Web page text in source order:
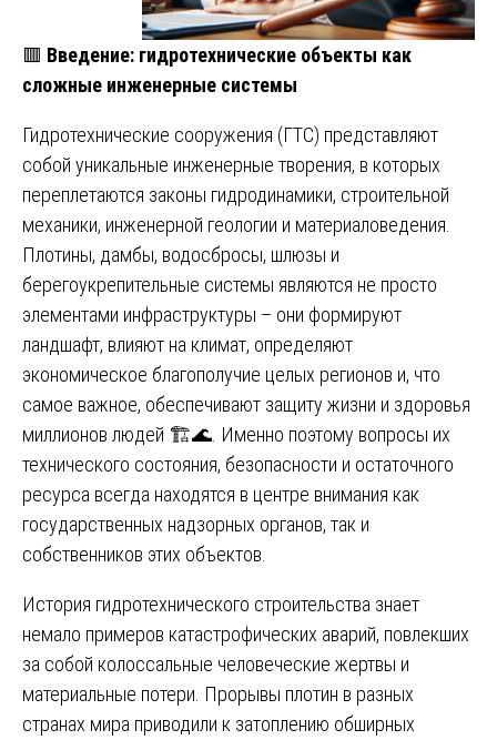
🟥 Введение: гидротехнические объекты как
сложные инженерные системы
Гидротехнические сооружения (ГТС) представляют
собой уникальные инженерные творения, в которых
переплетаются законы гидродинамики, строительной
механики, инженерной геологии и материаловедения.
Плотины, дамбы, водосбросы, шлюзы и
берегоукрепительные системы являются не просто
элементами инфраструктуры – они формируют
ландшафт, влияют на климат, определяют
экономическое благополучие целых регионов и, что
самое важное, обеспечивают защиту жизни и здоровья
миллионов людей 🏗️🌊. Именно поэтому вопросы их
технического состояния, безопасности и остаточного
ресурса всегда находятся в центре внимания как
государственных надзорных органов, так и
собственников этих объектов.
История гидротехнического строительства знает
немало примеров катастрофических аварий, повлекших
за собой колоссальные человеческие жертвы и
материальные потери. Прорывы плотин в разных
странах мира приводили к затоплению обширных